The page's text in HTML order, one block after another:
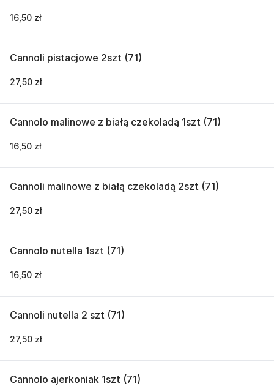
16,50 zł
Cannoli pistacjowe 2szt (71)
27,50 zł
Cannolo malinowe z białą czekoladą 1szt (71)
16,50 zł
Cannoli malinowe z białą czekoladą 2szt (71)
27,50 zł
Cannolo nutella 1szt (71)
16,50 zł
Cannoli nutella 2 szt (71)
27,50 zł
Cannolo ajerkoniak 1szt (71)